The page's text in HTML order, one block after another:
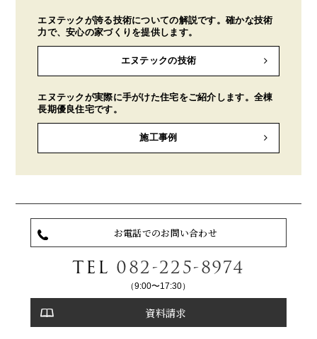
エヌテックが誇る技術についての解説です。確かな技術
力で、安心の家づくりを提供します。
エヌテックの技術
エヌテックが実際に手がけた住宅をご紹介します。全棟
長期優良住宅です。
施工事例
お電話でのお問い合わせ
TEL 082-225-8974
（9:00〜17:30）
資料請求